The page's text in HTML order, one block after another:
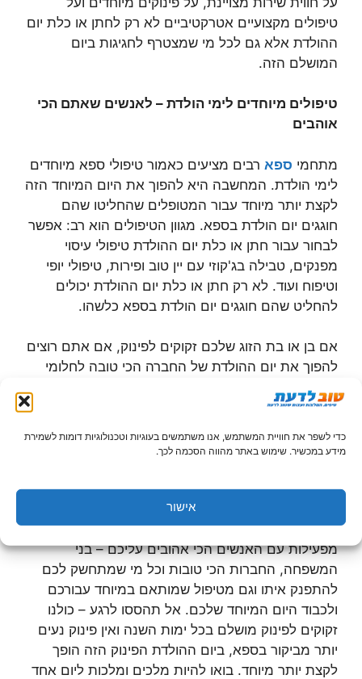
כדי לשפר את חוויית המשתמש, אנו משתמשים בעוגיות וטכנולוגיות דומות לשמירת
מידע במכשיר. שימוש באתר מהווה הסכמה לכך.
אישור
טיפולים מקצועיים אטרקטיביים לא רק לחתן או כלת יום
ההולדת אלא גם לכל מי שמצטרף לחגיגות ביום
המושלם הזה.
טיפולים מיוחדים לימי הולדת – לאנשים שאתם הכי
אוהבים
מתחמי ספא רבים מציעים כאמור טיפולי ספא מיוחדים
לימי הולדת. המחשבה היא להפוך את היום המיוחד הזה
לקצת יותר מיוחד עבור המטופלים שהחליטו שהם
חוגגים יום הולדת בספא. מגוון הטיפולים הוא רב: אפשר
לבחור עבור חתן או כלת יום ההולדת טיפולי עיסוי
מפנקים, טבילה בג'קוזי עם יין טוב ופירות, טיפולי יופי
וטיפוח ועוד. לא רק חתן או כלת יום ההולדת יכולים
להחליט שהם חוגגים יום הולדת בספא כלשהו.
אם בן או בת הזוג שלכם זקוקים לפינוק, אם אתם רוצים
להפוך את יום ההולדת של החברה הכי טובה לחלומי
ואם אתם פשוט רוצים לרכוש לקרובה או קרוב שלכם
מתנת יום הולדת מפנקת במיוחד – בידקו אילו חבילות
לקסום עבור מישהו שחשוב לכם.
בילוי בספא הוא כבר מזמן עניין שגרתי אבל מתחמי
ספא רבים מציעים חבילות מיוחדות ליום הולדת.
כשאתם חוגגים יום הולדת בספא אתם יכולים להנות גם
מפעילות עם האנשים הכי אהובים עליכם – בני
המשפחה, החברות הכי טובות וכל מי שמתחשק לכם
להתפנק איתו וגם מטיפול שמותאם במיוחד עבורכם
ולכבוד היום המיוחד שלכם. אל תהססו לרגע – כולנו
זקוקים לפינוק מושלם בכל ימות השנה ואין פינוק נעים
יותר מביקור בספא, ביום ההולדת הפינוק הזה הופך
לקצת יותר מיוחד. בואו להיות מלכים ומלכות ליום אחד